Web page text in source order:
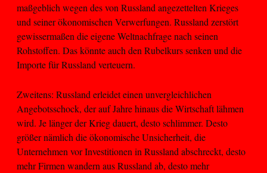
maßgeblich wegen des von Russland angezettelten Krieges
und seiner ökonomischen Verwerfungen. Russland zerstört
gewissermaßen die eigene Weltnachfrage nach seinen
Rohstoffen. Das könnte auch den Rubelkurs senken und die
Importe für Russland verteuern.
Zweitens: Russland erleidet einen unvergleichlichen
Angebotsschock, der auf Jahre hinaus die Wirtschaft lähmen
wird. Je länger der Krieg dauert, desto schlimmer. Desto
größer nämlich die ökonomische Unsicherheit, die
Unternehmen vor Investitionen in Russland abschreckt, desto
mehr Firmen wandern aus Russland ab, desto mehr